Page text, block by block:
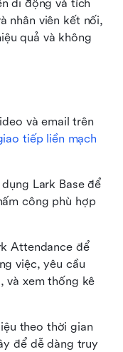
di động và tích
nhân viên kết nối,
quả và không
và email trên
tiếp liền mạch
Lark Base để
công phù hợp
Attendance để
việc, yêu cầu
và xem thống kê
theo thời gian
để dễ dàng truy